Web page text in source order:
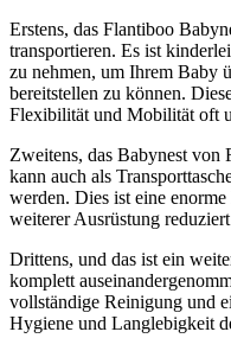
Erstens, das Flantiboo
transportieren. Es ist
zu nehmen, um Ihrem Baby
bereitstellen zu können.
Flexibilität und Mobilität oft
Zweitens, das Babynest von
kann auch als
werden. Dies ist eine
weiterer Ausrüstung
Drittens, und das ist ein
komplett
vollständige Reinigung und
Hygiene und Langlebigkeit